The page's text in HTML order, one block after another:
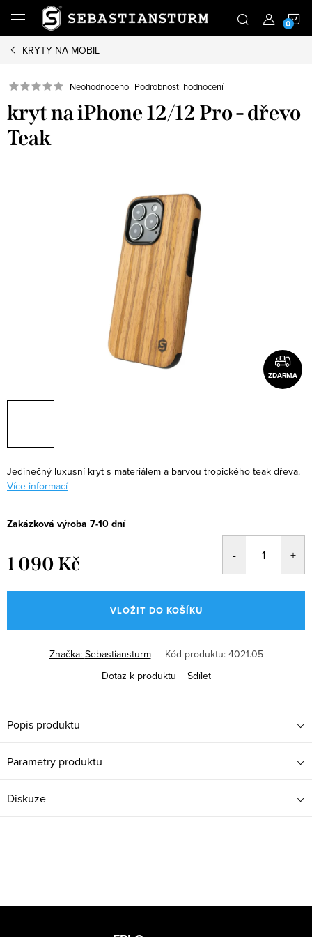
obsah
KRYTY NA MOBIL
Neohodnoceno Podrobnosti hodnocení
kryt na iPhone 12/12 Pro - dřevo
Teak
ZDARMA
Jedinečný luxusní kryt s materiálem a barvou tropického teak dřeva.
Více informací
Zakázková výroba 7-10 dní
1 090 Kč
cena:
VLOŽIT DO KOŠÍKU
Značka: Sebastiansturm Kód produktu: 4021.05
Dotaz k produktu
Sdílet
Popis produktu
Parametry produktu
Diskuze